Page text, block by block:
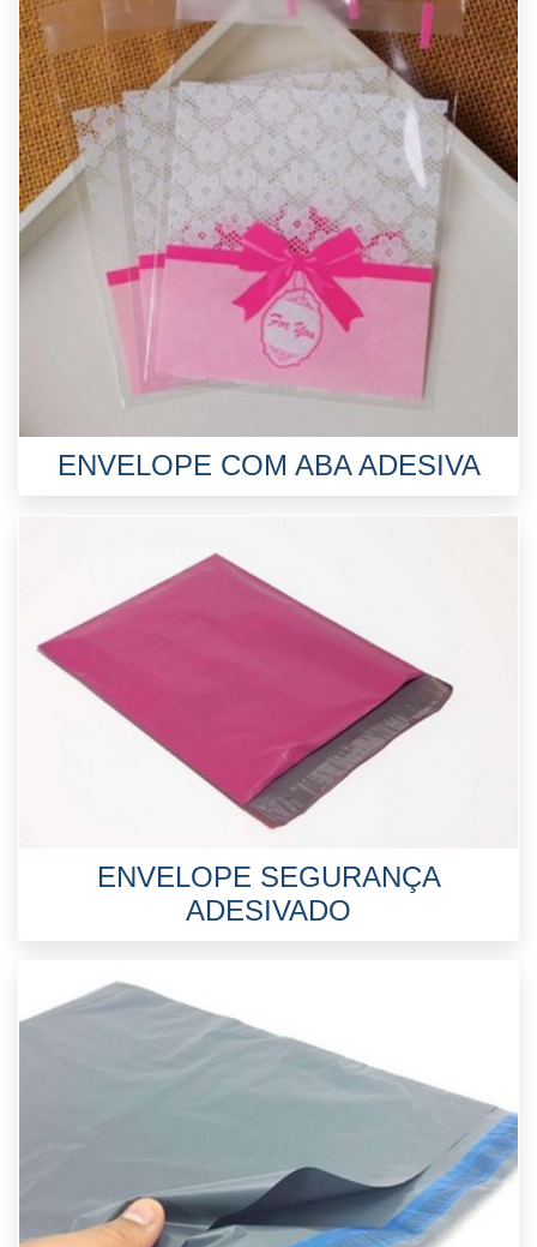
ENVELOPE COM ABA ADESIVA
ENVELOPE SEGURANÇA
ADESIVADO